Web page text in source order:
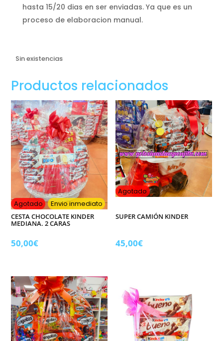
hasta 15/20 dias en ser enviadas. Ya que es un
proceso de elaboracion manual.
Sin existencias
Productos relacionados
Agotado Envio inmediato
CESTA CHOCOLATE KINDER
MEDIANA. 2 CARAS
50,00€
Agotado
SUPER CAMIÓN KINDER
45,00€